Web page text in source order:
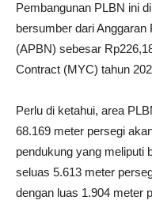
Pembangunan PLBN ini
bersumber dari Anggaran
(APBN) sebesar
Contract (MYC) tahun
Perlu di ketahui, area
68.169 meter persegi
pendukung yang meliputi
seluas 5.613 meter
dengan luas 1.904 meter